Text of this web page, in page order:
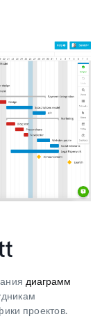
диаграмм
проектов.